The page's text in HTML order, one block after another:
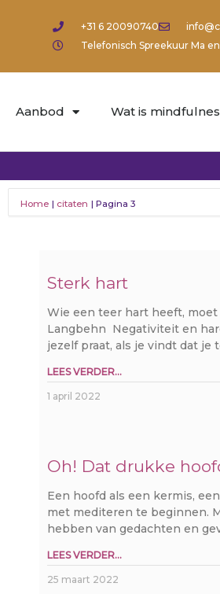
+31 6 20090740
Telefonisch Spreekuur Ma
Aanbod Wat is
Home citaten Pagina 3
Sterk hart
Wie een teer hart heeft,
Langbehn Negativiteit en
jezelf praat, als je vindt dat
LEES VERDER...
1 april 2022
Oh! Dat drukke
Een hoofd als een kermis,
met mediteren te beginnen.
hebben van gedachten en
LEES VERDER...
25 maart 2022